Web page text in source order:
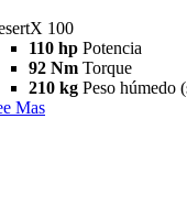
100
110 hp Potencia
92 Nm Torque
210 kg Peso húmedo
Mas